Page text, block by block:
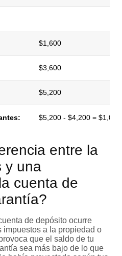
$1,600
$3,600
$5,200
$5,200 - $4,200 = $1,000
entre la
y una
cuenta de
de depósito ocurre
impuestos a la propiedad o
que el saldo de tu
sea más bajo de lo que